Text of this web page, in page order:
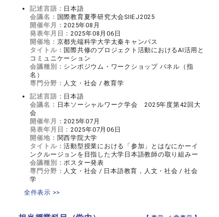
記述言語： 日本語
会議名： 国際教育夏季研究大会SIIEJ2025
開催年月：2025年08月
発表年月日：2025年08月06日
開催地： 京都先端科学大学太秦キャンパス
タイトル： 国際共修のプロジェクト活動におけるAI活用と
コミュニケーション
会議種別： シンポジウム・ワークショップ パネル（指
名）
専門分野： 人文・社会 / 教育学
記述言語： 日本語
会議名： 日本ソーシャルワーク学会 2025年度第42回大
会
開催年月：2025年07月
発表年月日：2025年07月06日
開催地： 関西学院大学
タイトル：活動型授業における「参加」とはなにかーイ
ンクルージョンを目指した大学日本語教師の取り組みー
会議種別：ポスター発表
専門分野： 人文・社会 / 日本語教育，人文・社会 / 社会
学
全件表示 >>